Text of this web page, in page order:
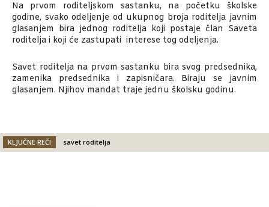
Na prvom roditeljskom sastanku, na početku školske
godine, svako odeljenje od ukupnog broja roditelja javnim
glasanjem bira jednog roditelja koji postaje član Saveta
roditelja i koji će zastupati interese tog odeljenja.
Savet roditelja na prvom sastanku bira svog predsednika,
zamenika predsednika i zapisničara. Biraju se javnim
glasanjem. Njihov mandat traje jednu školsku godinu.
KLJUČNE REČI savet roditelja